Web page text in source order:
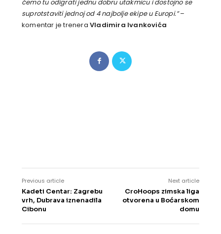
ćemo tu odigrati jednu dobru utakmicu i dostojno se
suprotstaviti jednoj od 4 najbolje ekipe u Europi.”–
komentar je trenera Vladimira Ivankovića
Previous article
Kadeti Centar: Zagrebu
vrh, Dubrava iznenadila
Cibonu
Next article
CroHoops zimska liga
otvorena u Boćarskom
domu